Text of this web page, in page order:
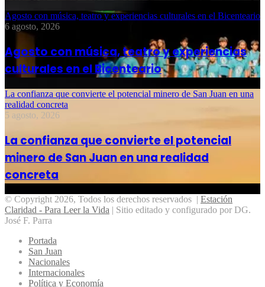
Agosto con música, teatro y experiencias culturales en el Bicenteario
6 agosto, 2026
Agosto con música, teatro y experiencias
culturales en el Bicenteario
La confianza que convierte el potencial minero de San Juan en una
realidad concreta
5 agosto, 2026
La confianza que convierte el potencial
minero de San Juan en una realidad
concreta
© Copyright 2026, Todos los derechos reservados | Estación
Claridad - Para Leer la Vida | Sitio editado y configurado por DG.
José F. Parra
Portada
San Juan
Nacionales
Internacionales
Política y Economía